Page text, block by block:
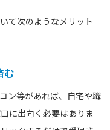
て次のようなメリット
む
ン等があれば、自宅や職
に出向く必要はありま